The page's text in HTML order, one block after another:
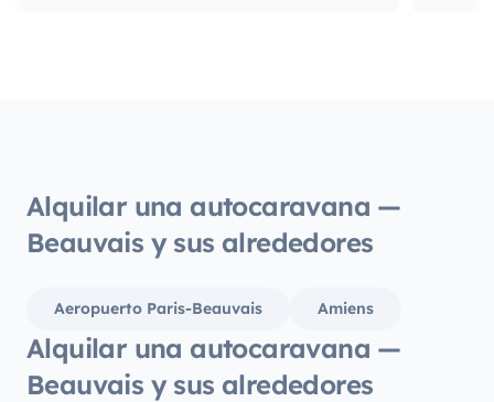
Alquilar una autocaravana —
Beauvais y sus alrededores
Aeropuerto Paris-Beauvais Amiens
Alquilar una autocaravana —
Beauvais y sus alrededores